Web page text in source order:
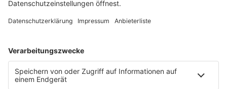
Song Contest
Mädelsabend
Ich hasse Sport
Sonntag Morgen
Strandbar
Putzfimmel